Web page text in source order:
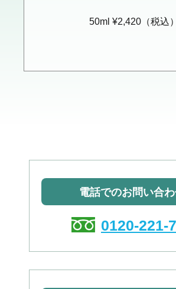
50ml ¥2,420（税込）
電話でのお問い合
0120-221-